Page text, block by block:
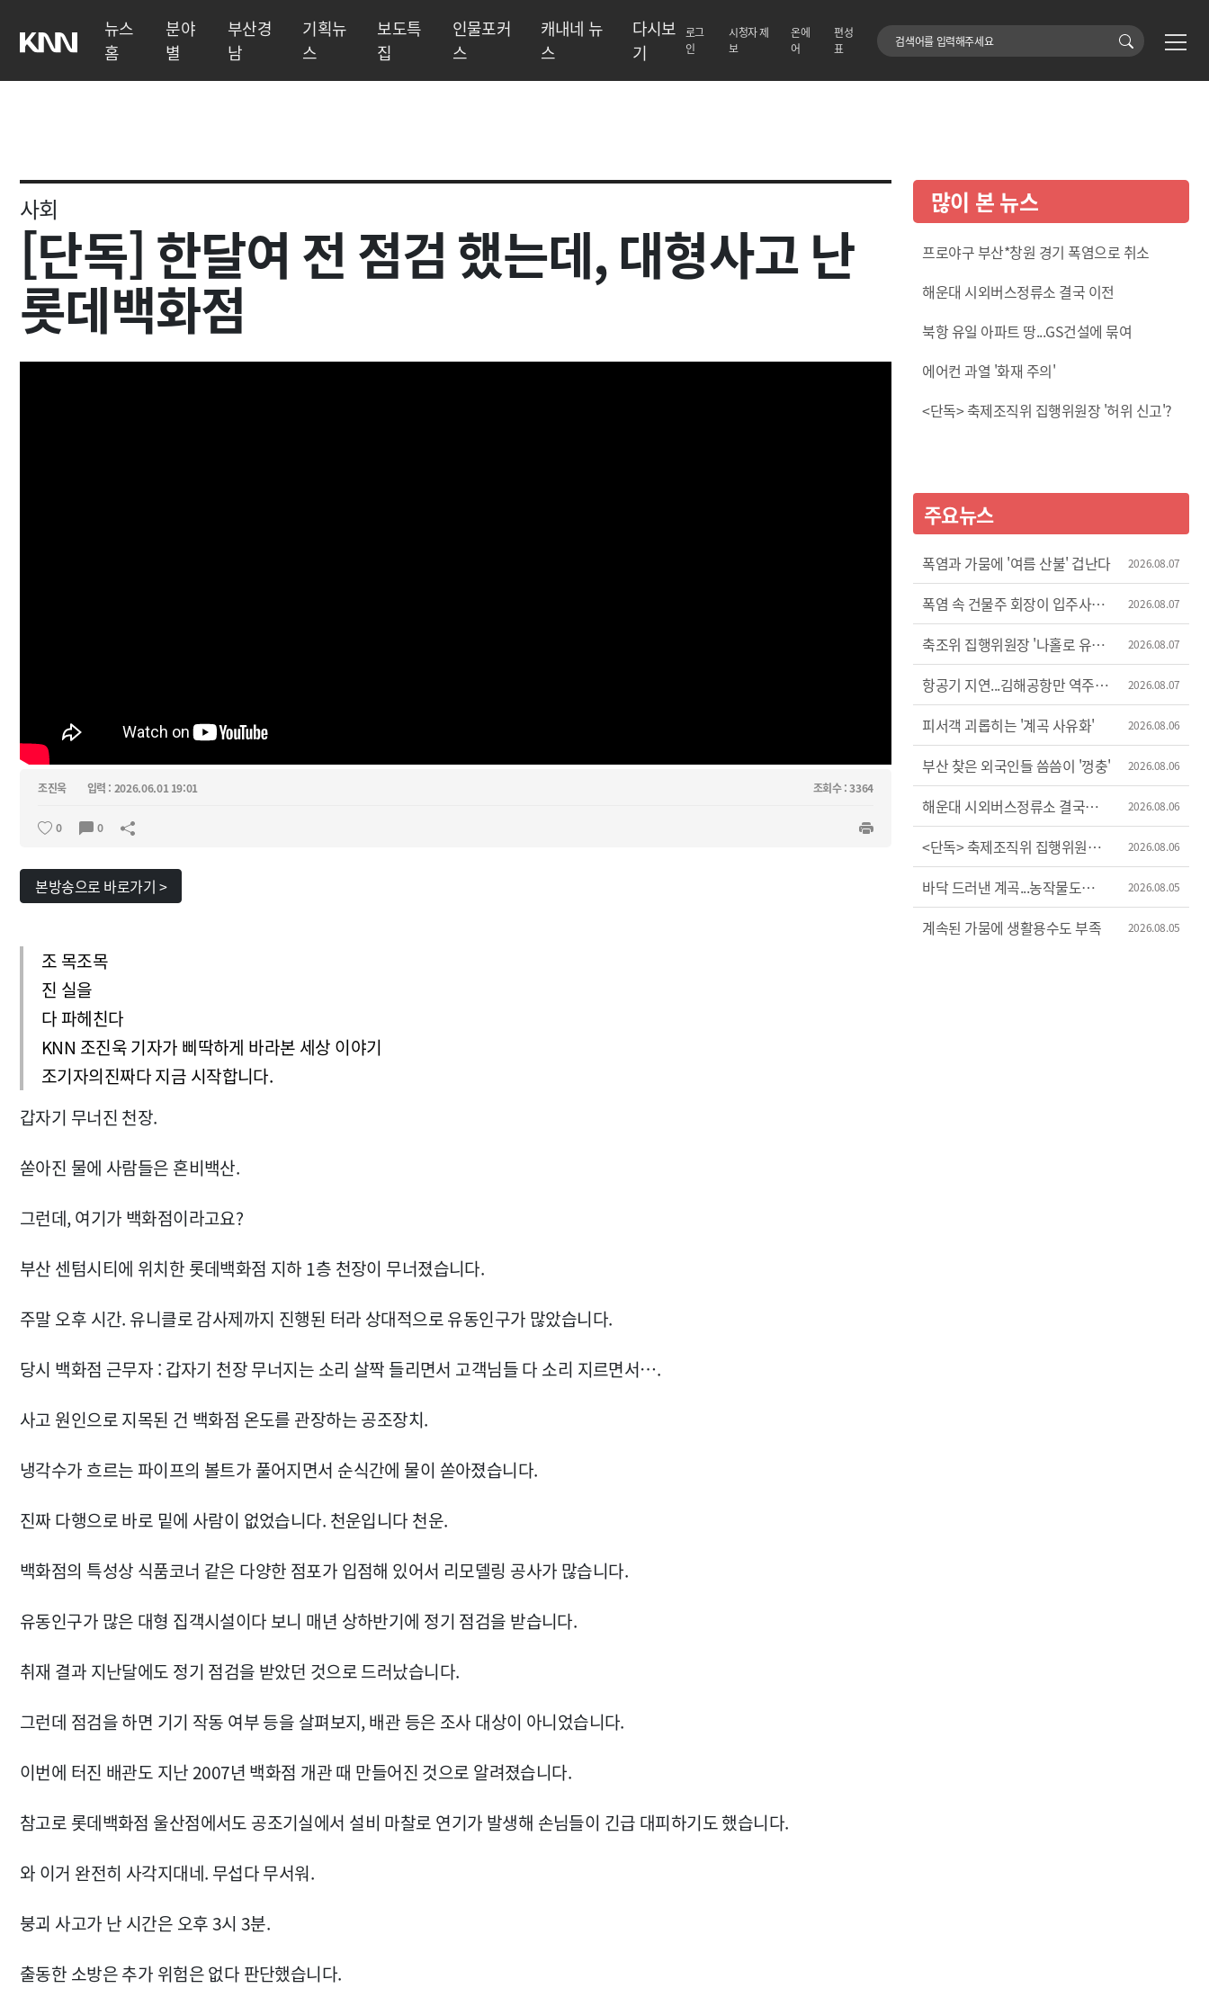
뉴스
홈
분야
별
부산경
남
기획뉴
스
보도특
집
인물포커
스
캐내네 뉴
스
다시보
기
로그
인
시청자 제
보
온에
어
편성
표
검색어
사회
[단독] 한달여 전 점검 했는데, 대형사고 난
롯데백화점
조진욱 입력 : 2026.06.01 19:01 조회수 : 3364
0 0
본방송으로 바로가기 >
조 목조목
진 실을
다 파헤친다
KNN 조진욱 기자가 삐딱하게 바라본 세상 이야기
조기자의진짜다 지금 시작합니다.
갑자기 무너진 천장.
쏟아진 물에 사람들은 혼비백산.
그런데, 여기가 백화점이라고요?
부산 센텀시티에 위치한 롯데백화점 지하 1층 천장이 무너졌습니다.
주말 오후 시간. 유니클로 감사제까지 진행된 터라 상대적으로 유동인구가 많았습니다.
당시 백화점 근무자 : 갑자기 천장 무너지는 소리 살짝 들리면서 고객님들 다 소리 지르면서….
사고 원인으로 지목된 건 백화점 온도를 관장하는 공조장치.
냉각수가 흐르는 파이프의 볼트가 풀어지면서 순식간에 물이 쏟아졌습니다.
진짜 다행으로 바로 밑에 사람이 없었습니다. 천운입니다 천운.
백화점의 특성상 식품코너 같은 다양한 점포가 입점해 있어서 리모델링 공사가 많습니다.
유동인구가 많은 대형 집객시설이다 보니 매년 상하반기에 정기 점검을 받습니다.
취재 결과 지난달에도 정기 점검을 받았던 것으로 드러났습니다.
그런데 점검을 하면 기기 작동 여부 등을 살펴보지, 배관 등은 조사 대상이 아니었습니다.
이번에 터진 배관도 지난 2007년 백화점 개관 때 만들어진 것으로 알려졌습니다.
참고로 롯데백화점 울산점에서도 공조기실에서 설비 마찰로 연기가 발생해 손님들이 긴급 대피하기도 했습니다.
와 이거 완전히 사각지대네. 무섭다 무서워.
붕괴 사고가 난 시간은 오후 3시 3분.
출동한 소방은 추가 위험은 없다 판단했습니다.
많이 본 뉴스
프로야구 부산*창원 경기 폭염으로 취소
해운대 시외버스정류소 결국 이전
북항 유일 아파트 땅...GS건설에 묶여
에어컨 과열 '화재 주의'
<단독> 축제조직위 집행위원장 '허위 신고'?
주요뉴스
폭염과 가뭄에 '여름 산불' 겁난다 2026.08.07
폭염 속 건물주 회장이 입주사
에어컨 차단
2026.08.07
축조위 집행위원장 '나홀로 유럽
출장'
2026.08.07
항공기 지연...김해공항만 역주행
증가세
2026.08.07
피서객 괴롭히는 '계곡 사유화' 2026.08.06
부산 찾은 외국인들 씀씀이 '껑충' 2026.08.06
해운대 시외버스정류소 결국
이전
2026.08.06
<단독> 축제조직위 집행위원장
'허위 신고'?
2026.08.06
바닥 드러낸 계곡...농작물도
'시들'
2026.08.05
계속된 가뭄에 생활용수도 부족 2026.08.05